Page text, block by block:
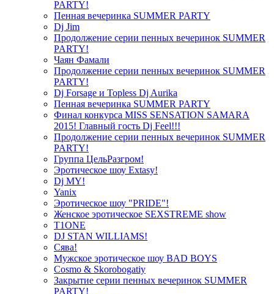
PARTY!
Пенная вечеринка SUMMER PARTY
Dj Jim
Продолжение серии пенных вечеринок SUMMER
PARTY!
Чаян Фамали
Продолжение серии пенных вечеринок SUMMER
PARTY!
Dj Forsage и Topless Dj Aurika
Пенная вечеринка SUMMER PARTY
Финал конкурса MISS SENSATION SAMARA
2015! Главный гость Dj Feel!!!
Продолжение серии пенных вечеринок SUMMER
PARTY!
Группа ЦельРазгром!
Эротическое шоу Extasy!
Dj MY!
Yanix
Эротическое шоу "PRIDE"!
Женское эротическое SEXSTREME show
T1ONE
DJ STAN WILLIAMS!
Сява!
Мужское эротическое шоу BAD BOYS
Cosmo & Skorobogatiy
Закрытие серии пенных вечеринок SUMMER
PARTY!